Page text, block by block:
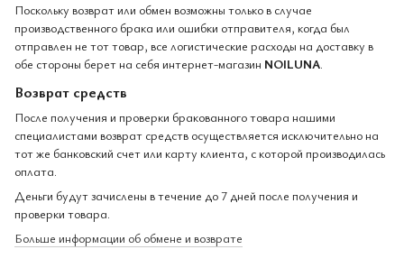
Поскольку возврат или обмен возможны только в случае
производственного брака или ошибки отправителя, когда был
отправлен не тот товар, все логистические расходы на доставку в
обе стороны берет на себя интернет-магазин NOILUNA.
Возврат средств
После получения и проверки бракованного товара нашими
специалистами возврат средств осуществляется исключительно на
тот же банковский счет или карту клиента, с которой производилась
оплата.
Деньги будут зачислены в течение до 7 дней после получения и
проверки товара.
Больше информации об обмене и возврате